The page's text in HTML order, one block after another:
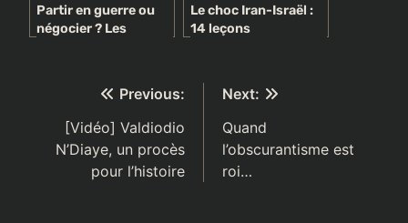
Partir en guerre ou
négocier ? Les
Le choc Iran-Israël :
14 leçons
historique
Navigation
de
l’article
Previous:
[Vidéo] Valdiodio
N’Diaye, un procès
pour l’histoire
Next:
Quand
l’obscurantisme est
roi…